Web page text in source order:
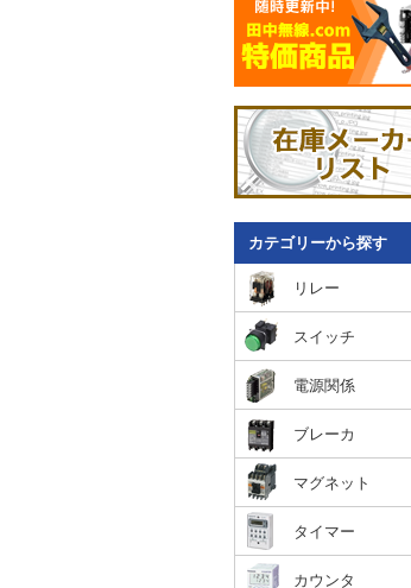
カテゴリーから探す
リレー
スイッチ
電源関係
ブレーカ
マグネット
タイマー
カウンタ